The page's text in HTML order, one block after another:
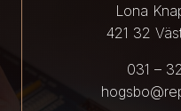
Lona
421 32
031 –